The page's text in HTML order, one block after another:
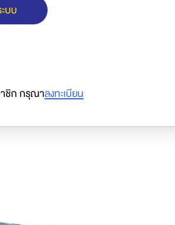
บบ
าชิก กรุณาลงทะเบียน